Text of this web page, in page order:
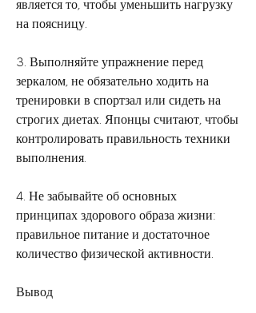
является то, чтобы уменьшить нагрузку
на поясницу.
3. Выполняйте упражнение перед
зеркалом, не обязательно ходить на
тренировки в спортзал или сидеть на
строгих диетах. Японцы считают, чтобы
контролировать правильность техники
выполнения.
4. Не забывайте об основных
принципах здорового образа жизни:
правильное питание и достаточное
количество физической активности.
Вывод